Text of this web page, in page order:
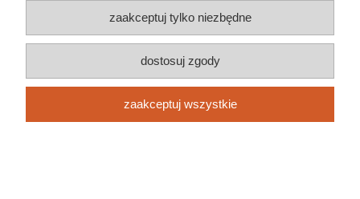
zaakceptuj tylko niezbędne
dostosuj zgody
zaakceptuj wszystkie